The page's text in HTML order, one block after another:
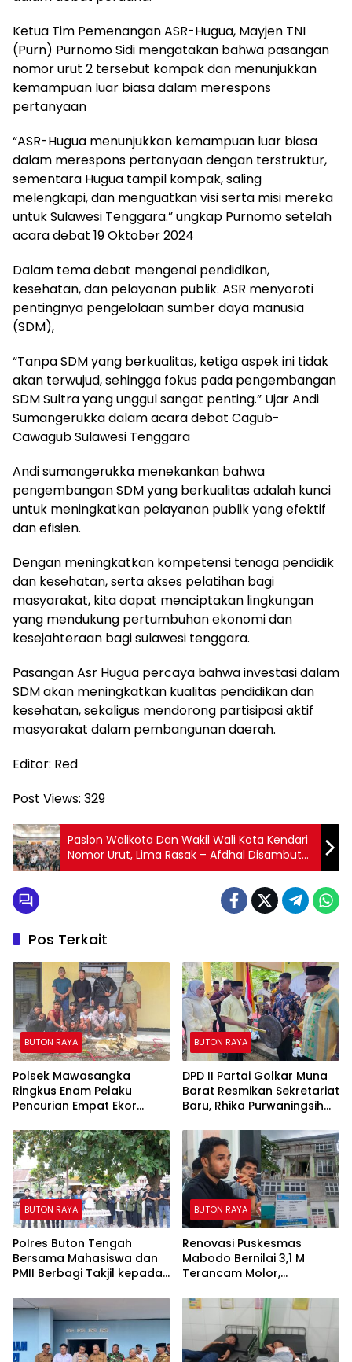
Ketua Tim Pemenangan ASR-Hugua, Mayjen TNI
(Purn) Purnomo Sidi mengatakan bahwa pasangan
nomor urut 2 tersebut kompak dan menunjukkan
kemampuan luar biasa dalam merespons
pertanyaan
“ASR-Hugua menunjukkan kemampuan luar biasa
dalam merespons pertanyaan dengan terstruktur,
sementara Hugua tampil kompak, saling
melengkapi, dan menguatkan visi serta misi mereka
untuk Sulawesi Tenggara.” ungkap Purnomo setelah
acara debat 19 Oktober 2024
Dalam tema debat mengenai pendidikan,
kesehatan, dan pelayanan publik. ASR menyoroti
pentingnya pengelolaan sumber daya manusia
(SDM),
“Tanpa SDM yang berkualitas, ketiga aspek ini tidak
akan terwujud, sehingga fokus pada pengembangan
SDM Sultra yang unggul sangat penting.” Ujar Andi
Sumangerukka dalam acara debat Cagub-
Cawagub Sulawesi Tenggara
Andi sumangerukka menekankan bahwa
pengembangan SDM yang berkualitas adalah kunci
untuk meningkatkan pelayanan publik yang efektif
dan efisien.
Dengan meningkatkan kompetensi tenaga pendidik
dan kesehatan, serta akses pelatihan bagi
masyarakat, kita dapat menciptakan lingkungan
yang mendukung pertumbuhan ekonomi dan
kesejahteraan bagi sulawesi tenggara.
Pasangan Asr Hugua percaya bahwa investasi dalam
SDM akan meningkatkan kualitas pendidikan dan
kesehatan, sekaligus mendorong partisipasi aktif
masyarakat dalam pembangunan daerah.
Editor: Red
Post Views: 329
Paslon Walikota Dan Wakil Wali Kota Kendari
Nomor Urut, Lima Rasak – Afdhal Disambut
Meriah Ribuan Generasi Milenial
Pos Terkait
BUTON RAYA
Polsek Mawasangka
Ringkus Enam Pelaku
Pencurian Empat Ekor
Waara
BUTON RAYA
DPD II Partai Golkar Muna
Barat Resmikan Sekretariat
Baru, Rhika Purwaningsih
BUTON RAYA
Polres Buton Tengah
Bersama Mahasiswa dan
PMII Berbagi Takjil kepada
BUTON RAYA
Renovasi Puskesmas
Mabodo Bernilai 3,1 M
Terancam Molor,
Dinilai Mandul.